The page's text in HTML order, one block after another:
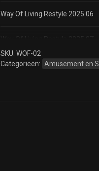
Way Of Living Restyle 2025 06
Way Of Living Restyle 2025 07
SKU: WOF-02
Categorieën: Amusement en